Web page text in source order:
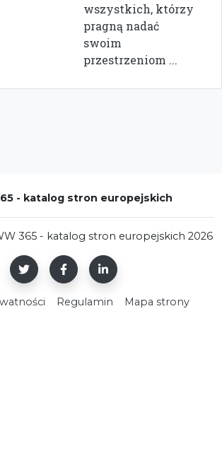
wszystkich, którzy
pragną nadać
swoim
przestrzeniom ...
- katalog stron europejskich
365 - katalog stron europejskich 2026
Regulamin Mapa strony